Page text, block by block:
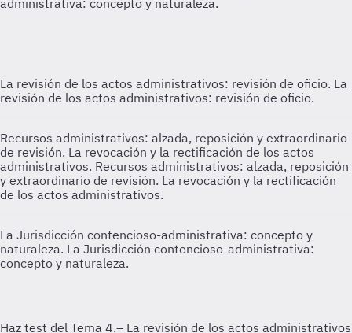
La revisión de los actos administrativos: revisión de oficio. La
revisión de los actos administrativos: revisión de oficio.
Recursos administrativos: alzada, reposición y extraordinario
de revisión. La revocación y la rectificación de los actos
administrativos. Recursos administrativos: alzada, reposición
y extraordinario de revisión. La revocación y la rectificación
de los actos administrativos.
La Jurisdicción contencioso-administrativa: concepto y
naturaleza. La Jurisdicción contencioso-administrativa:
concepto y naturaleza.